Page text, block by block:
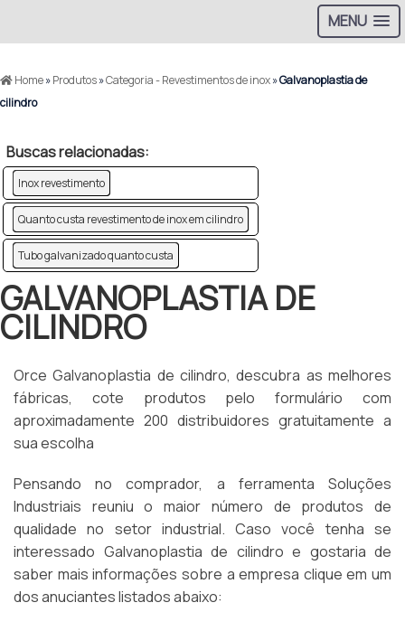
MENU
Home»Produtos»Categoria - Revestimentos de inox»Galvanoplastia de
cilindro
Buscas relacionadas:
Inox revestimento
Quanto custa revestimento de inox em cilindro
Tubo galvanizado quanto custa
GALVANOPLASTIA DE
CILINDRO
Orce Galvanoplastia de cilindro, descubra as melhores
fábricas, cote produtos pelo formulário com
aproximadamente 200 distribuidores gratuitamente a
sua escolha
Pensando no comprador, a ferramenta Soluções
Industriais reuniu o maior número de produtos de
qualidade no setor industrial. Caso você tenha se
interessado Galvanoplastia de cilindro e gostaria de
saber mais informações sobre a empresa clique em um
dos anuciantes listados abaixo: